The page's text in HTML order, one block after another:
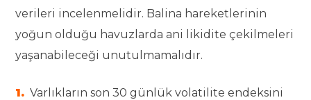
verileri incelenmelidir. Balina hareketlerinin
yoğun olduğu havuzlarda ani likidite çekilmeleri
yaşanabileceği unutulmamalıdır.
Varlıkların son 30 günlük volatilite endeksini